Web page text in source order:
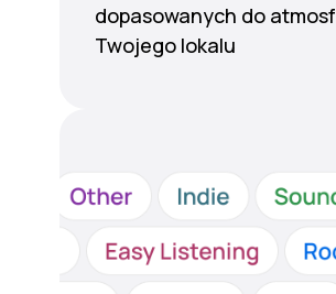
dopasowanych do
Twojego lokalu